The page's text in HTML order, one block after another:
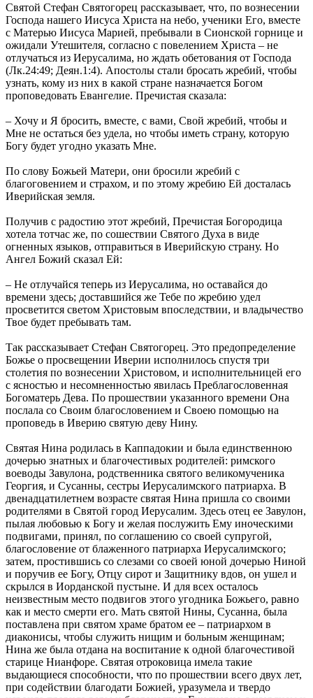
Святой Стефан Святогорец рассказывает, что, по вознесении
Господа нашего Иисуса Христа на небо, ученики Его, вместе
с Матерью Иисуса Марией, пребывали в Сионской горнице и
ожидали Утешителя, согласно с повелением Христа – не
отлучаться из Иерусалима, но ждать обетования от Господа
(Лк.24:49; Деян.1:4). Апостолы стали бросать жребий, чтобы
узнать, кому из них в какой стране назначается Богом
проповедовать Евангелие. Пречистая сказала:
– Хочу и Я бросить, вместе, с вами, Свой жребий, чтобы и
Мне не остаться без удела, но чтобы иметь страну, которую
Богу будет угодно указать Мне.
По слову Божьей Матери, они бросили жребий с
благоговением и страхом, и по этому жребию Ей досталась
Иверийская земля.
Получив с радостию этот жребий, Пречистая Богородица
хотела тотчас же, по сошествии Святого Духа в виде
огненных языков, отправиться в Иверийскую страну. Но
Ангел Божий сказал Ей:
– Не отлучайся теперь из Иерусалима, но оставайся до
времени здесь; доставшийся же Тебе по жребию удел
просветится светом Христовым впоследствии, и владычество
Твое будет пребывать там.
Так рассказывает Стефан Святогорец. Это предопределение
Божье о просвещении Иверии исполнилось спустя три
столетия по вознесении Христовом, и исполнительницей его
с ясностью и несомненностью явилась Преблагословенная
Богоматерь Дева. По прошествии указанного времени Она
послала со Своим благословением и Своею помощью на
проповедь в Иверию святую деву Нину.
Святая Нина родилась в Каппадокии и была единственною
дочерью знатных и благочестивых родителей: римского
воеводы Завулона, родственника святого великомученика
Георгия, и Сусанны, сестры Иерусалимского патриарха. В
двенадцатилетнем возрасте святая Нина пришла со своими
родителями в Святой город Иерусалим. Здесь отец ее Завулон,
пылая любовью к Богу и желая послужить Ему иноческими
подвигами, принял, по соглашению со своей супругой,
благословение от блаженного патриарха Иерусалимского;
затем, простившись со слезами со своей юной дочерью Ниной
и поручив ее Богу, Отцу сирот и Защитнику вдов, он ушел и
скрылся в Иорданской пустыне. И для всех осталось
неизвестным место подвигов этого угодника Божьего, равно
как и место смерти его. Мать святой Нины, Сусанна, была
поставлена при святом храме братом ее – патриархом в
диаконисы, чтобы служить нищим и больным женщинам;
Нина же была отдана на воспитание к одной благочестивой
старице Нианфоре. Святая отроковица имела такие
выдающиеся способности, что по прошествии всего двух лет,
при содействии благодати Божией, уразумела и твердо